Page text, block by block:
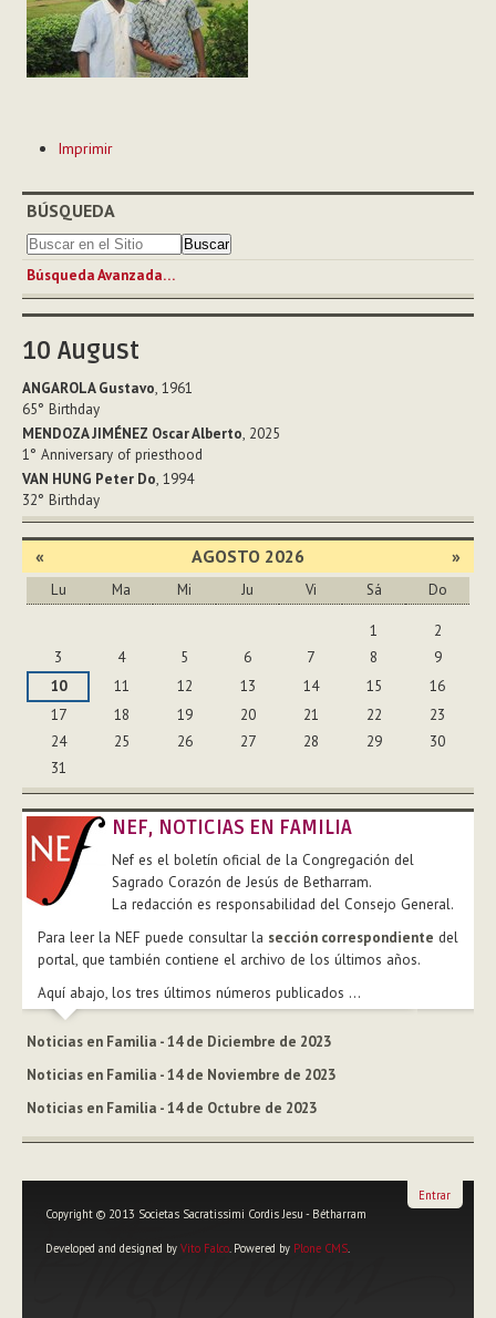
de
Imprimir
BÚSQUEDA
Búsqueda Avanzada…
10 August
ANGAROLA Gustavo, 1961
65° Birthday
MENDOZA JIMÉNEZ Oscar Alberto, 2025
1° Anniversary of priesthood
VAN HUNG Peter Do, 1994
32° Birthday
« AGOSTO 2026 »
Lu Ma Mi Ju Vi Sá Do
1
2
3
4 5 6 7 8
9
10
11 12 13 14 15
16
17
18 19 20 21 22
23
24
25 26 27 28 29
30
31
NEF, NOTICIAS EN FAMILIA
Nef es el boletín oficial de la Congregación del
Sagrado Corazón de Jesús de Betharram.
La redacción es responsabilidad del Consejo General.
Para leer la NEF puede consultar la sección correspondiente del
portal, que también contiene el archivo de los últimos años.
Aquí abajo, los tres últimos números publicados ...
Noticias en Familia - 14 de Diciembre de 2023
Noticias en Familia - 14 de Noviembre de 2023
Noticias en Familia - 14 de Octubre de 2023
Copyright © 2013 Societas Sacratissimi Cordis Jesu - Bétharram
Developed and designed by Vito Falco. Powered by Plone CMS.
Entrar